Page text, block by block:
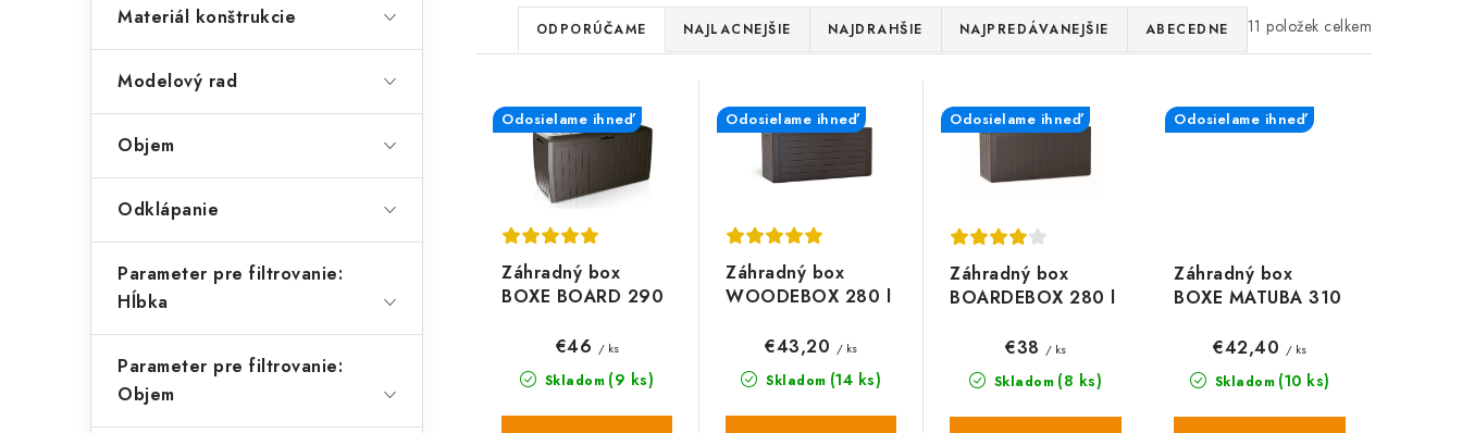
Materiál konštrukcie
Modelový rad
Objem
Odklápanie
Parameter pre filtrovanie:
Hĺbka
Parameter pre filtrovanie:
Objem
11
R
a
d
e
n
i
e
p
o
ODPORÚČAME NAJLACNEJŠIE NAJDRAHŠIE NAJPREDÁVANEJŠIE ABECEDNE
V
Záhradný box
BOXE BOARD 290
Odosielame ihneď
Skladom (9 ks)
€46 / ks
Záhradný box
WOODEBOX 280 l
Odosielame ihneď
Skladom (14 ks)
€43,20 / ks
Záhradný box
BOARDEBOX 280 l
Odosielame ihneď
Skladom (8 ks)
€38 / ks
Záhradný box
BOXE MATUBA 310
Odosielame ihneď
Skladom (10 ks)
€42,40 / ks